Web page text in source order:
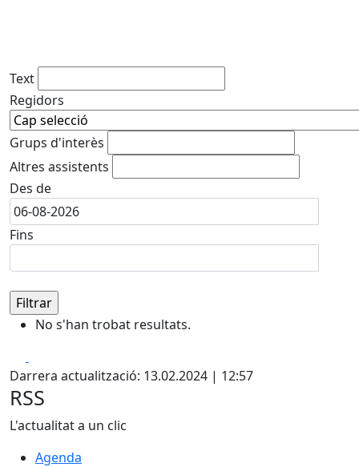
Text
Regidors
Grups d'interès
Altres assistents
Des de
Fins
No s'han trobat resultats.
Darrera actualització: 13.02.2024 | 12:57
RSS
L'actualitat a un clic
Agenda